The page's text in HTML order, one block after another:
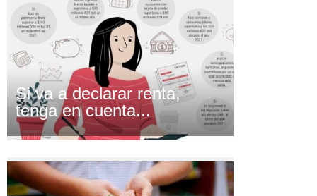
Si va a declarar renta,
tenga en cuenta...